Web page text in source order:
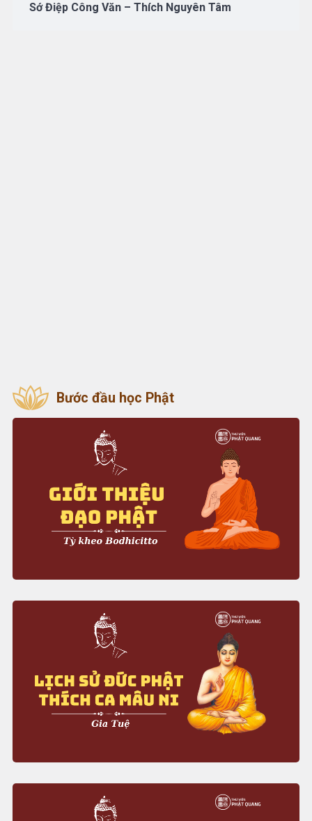
Sớ Điệp Công Văn – Thích Nguyên Tâm
Bước đầu học Phật